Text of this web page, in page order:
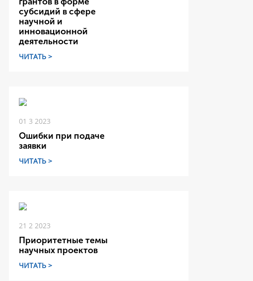
субсидий в сфере
научной и
инновационной
деятельности
ЧИТАТЬ >
01 3 2023
Ошибки при подаче
заявки
ЧИТАТЬ >
21 2 2023
Приоритетные темы
научных проектов
ЧИТАТЬ >